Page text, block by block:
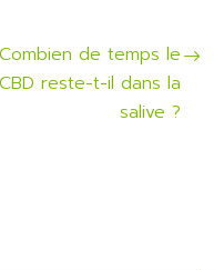
Combien de temps le
CBD reste-t-il dans la
salive ?